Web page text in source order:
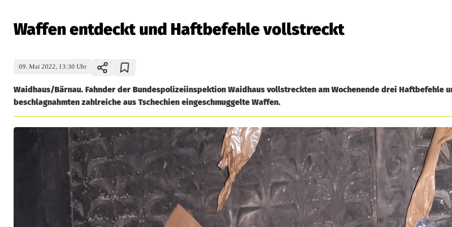
Waffen entdeckt und Haftbefehle vollstreckt
09. Mai 2022, 13:30 Uhr
Waidhaus/Bärnau. Fahnder der Bundespolizeiinspektion Waidhaus vollstreckten am Wochenende drei Haftbefehle
beschlagnahmten zahlreiche aus Tschechien eingeschmuggelte Waffen.